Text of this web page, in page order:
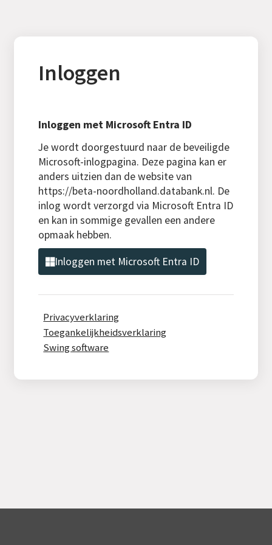
Inloggen
Inloggen met Microsoft Entra ID
Je wordt doorgestuurd naar de beveiligde
Microsoft-inlogpagina. Deze pagina kan er
anders uitzien dan de website van
https://beta-noordholland.databank.nl. De
inlog wordt verzorgd via Microsoft Entra ID
en kan in sommige gevallen een andere
opmaak hebben.
Inloggen met Microsoft Entra ID
Privacyverklaring
Toegankelijkheidsverklaring
Swing software